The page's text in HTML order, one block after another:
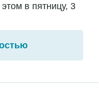
в пятницу, 3